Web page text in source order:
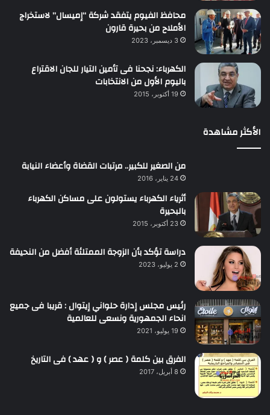
محافظ الفيوم يتفقد شركة “إميسال” لاستخراج
الأملاح من بحيرة قارون
3 ديسمبر، 2023
الكهرباء: نجحنا فى تأمين التيار للجان الاقتراع
باليوم الأول من الانتخابات
19 أكتوبر، 2015
الأكثر مشاهدة
من الصغير للكبير.. مرتبات القضاة وأعضاء النيابة
24 يناير، 2016
أثرياء الكهرباء يستولون على مساكن الكهرباء
بالبحيرة
23 أكتوبر، 2015
دراسة تؤكد بأن الزوجة الممتلئة أفضل من النحيفة
2 يوليو، 2023
رئيس مجلس إدارة حلواني إيتوال : قريبا فى جميع
انحاء الجمهورية ونسعى للعالمية
19 يوليو، 2021
الفرق بين كلمة ( عصر ) و ( عهد ) فى التاريخ
8 أبريل، 2017